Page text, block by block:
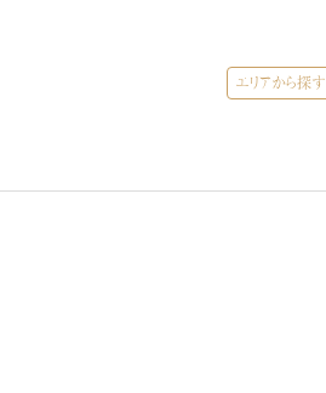
エリアから探す